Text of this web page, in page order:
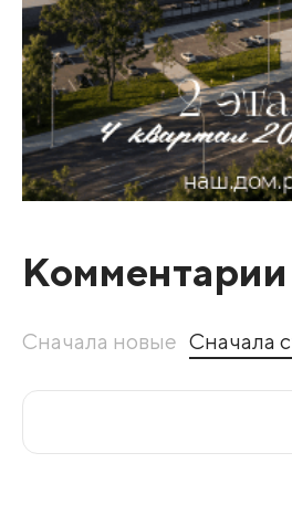
Сначала новые Сначала